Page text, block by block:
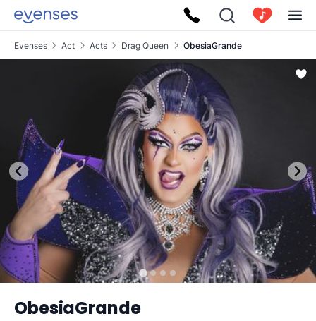
Evenses Act Acts Drag Queen ObesiaGrande
ObesiaGrande